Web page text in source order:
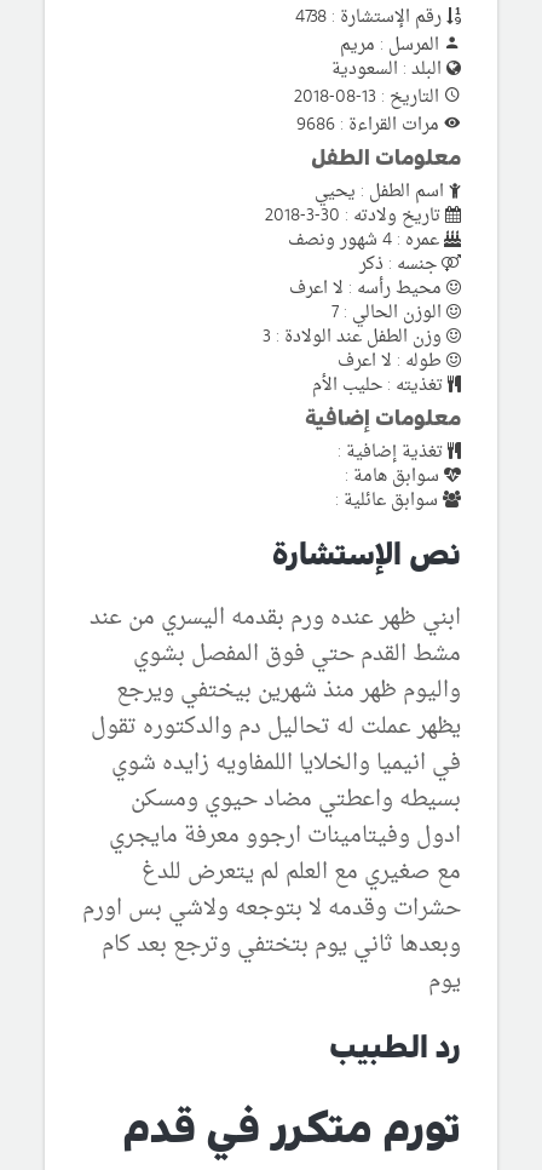
رقم الإستشارة : 4738
المرسل : مريم
البلد : السعودية
التاريخ : 13-08-2018
مرات القراءة : 9686
معلومات الطفل
اسم الطفل : يحيي
تاريخ ولادته : 30-3-2018
عمره : 4 شهور ونصف
جنسه : ذكر
محيط رأسه : لا اعرف
الوزن الحالي : 7
وزن الطفل عند الولادة : 3
طوله : لا اعرف
تغذيته : حليب الأم
معلومات إضافية
تغذية إضافية :
سوابق هامة :
سوابق عائلية :
نص الإستشارة
ابني ظهر عنده ورم بقدمه اليسري من عند
مشط القدم حتي فوق المفصل بشوي
واليوم ظهر منذ شهرين بيختفي ويرجع
يظهر عملت له تحاليل دم والدكتوره تقول
في انيميا والخلايا اللمفاويه زايده شوي
بسيطه واعطتي مضاد حيوي ومسكن
ادول وفيتامينات ارجوو معرفة مايجري
مع صغيري مع العلم لم يتعرض للدغ
حشرات وقدمه لا بتوجعه ولاشي بس اورم
وبعدها ثاني يوم بتختفي وترجع بعد كام
يوم
رد الطبيب
تورم متكرر في قدم